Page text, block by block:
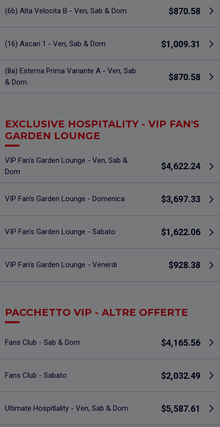
(6b) Alta Velocita B - Ven, Sab & Dom $870.58
(16) Ascari 1 - Ven, Sab & Dom $1,009.31
(8a) Esterna Prima Variante A - Ven, Sab
& Dom
$870.58
EXCLUSIVE HOSPITALITY - VIP FAN'S
GARDEN LOUNGE
VIP Fan's Garden Lounge - Ven, Sab &
Dom
$4,622.24
VIP Fan's Garden Lounge - Domenica $3,697.33
VIP Fan's Garden Lounge - Sabato $1,622.06
VIP Fan's Garden Lounge - Venerdi $928.38
PACCHETTO VIP - ALTRE OFFERTE
Fans Club - Sab & Dom $4,165.56
Fans Club - Sabato $2,032.49
Ultimate Hospitlality - Ven, Sab & Dom $5,587.61